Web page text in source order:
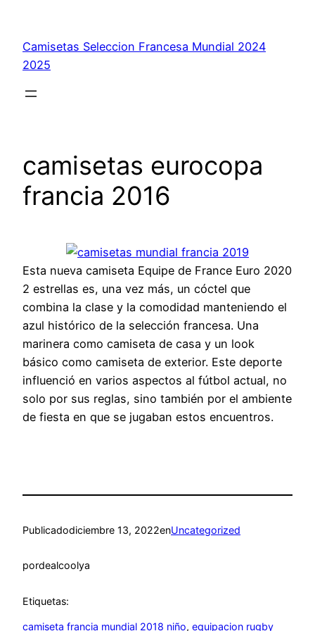
contenido
Camisetas Seleccion Francesa Mundial 2024
2025
camisetas eurocopa
francia 2016
Esta nueva camiseta Equipe de France Euro 2020
2 estrellas es, una vez más, un cóctel que
combina la clase y la comodidad manteniendo el
azul histórico de la selección francesa. Una
marinera como camiseta de casa y un look
básico como camiseta de exterior. Este deporte
influenció en varios aspectos al fútbol actual, no
solo por sus reglas, sino también por el ambiente
de fiesta en que se jugaban estos encuentros.
Publicadodiciembre 13, 2022enUncategorized
pordealcoolya
Etiquetas:
camiseta francia mundial 2018 niño, equipacion rugby